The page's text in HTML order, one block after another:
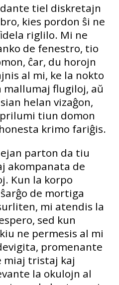
tiel diskretajn
kies pordon ŝi ne
riglilo. Mi ne
de fenestro, tio
ĉar, du horojn
al mi, ke la nokto
flugiloj, aŭ
helan vizaĝon,
tiun domon
krimo fariĝis.
parton da tiu
akompanata de
Kun la korpo
de mortiga
mi atendis la
sed kun
ne permesis al mi
promenante
miaj tristaj kaj
la okulojn al